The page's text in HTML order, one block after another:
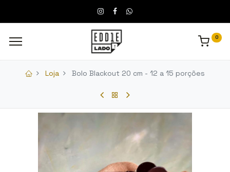
0
Loja Bolo Blackout 20 cm - 12 a 15 porções